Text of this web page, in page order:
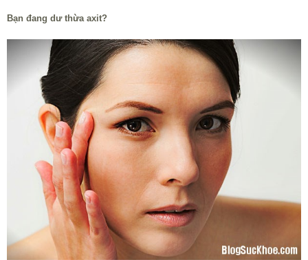
Bạn đang dư thừa axit?